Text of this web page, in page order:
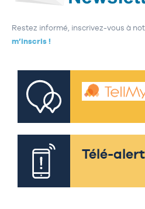
Restez informé, inscrivez-vous à
m’inscris !
Télé-